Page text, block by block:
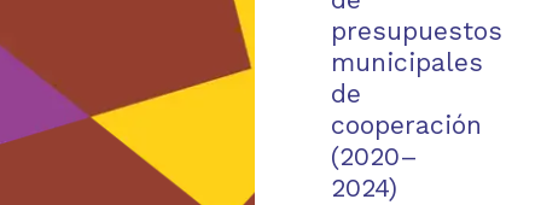
presupuestos
municipales
de
cooperación
(2020–
2024)